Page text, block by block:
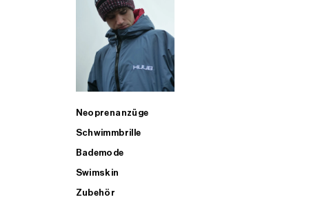
Neoprenanzüge
Schwimmbrille
Bademode
Swimskin
Zubehör